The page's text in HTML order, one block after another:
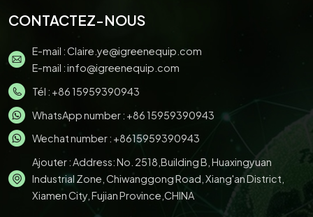
CONTACTEZ-NOUS
E-mail :Claire.ye@igreenequip.com
E-mail :info@igreenequip.com
Tél : +86 15959390943
WhatsApp number : +86 15959390943
Wechat number : +8615959390943
Ajouter : Address: No. 2518,Building B, Huaxingyuan
Industrial Zone, Chiwanggong Road, Xiang'an District,
Xiamen City, Fujian Province,CHINA